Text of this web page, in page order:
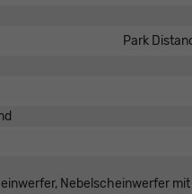
Park
Nebelscheinwerfer